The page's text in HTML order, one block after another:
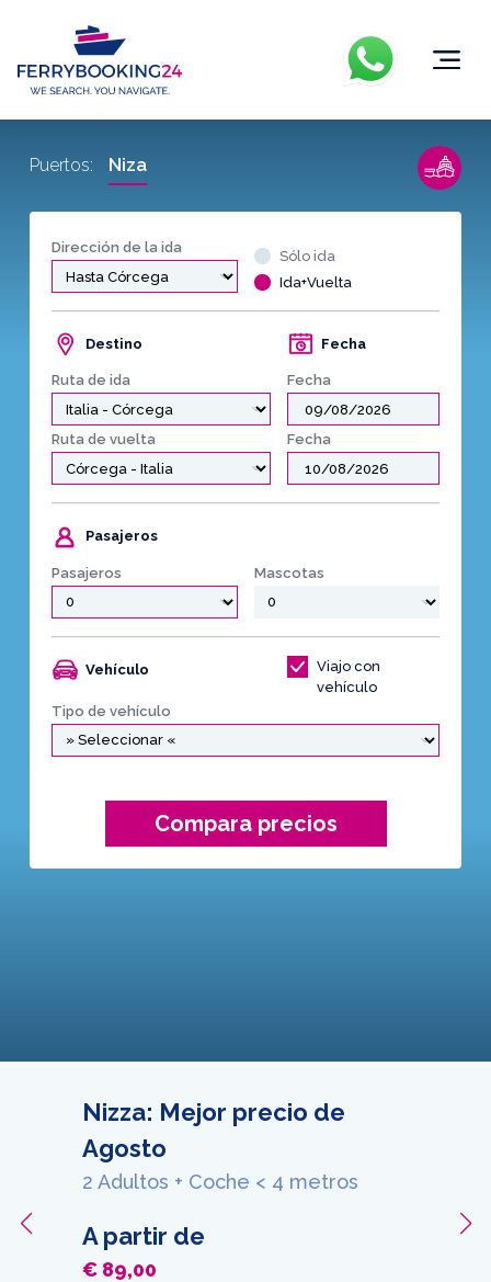
Dirección de la ida
Sólo ida
Ida+Vuelta
Destino
Ruta de ida
Fecha
Fecha
Ruta de vuelta Fecha
Pasajeros
Pasajeros Mascotas
Vehículo
Viajo con
vehículo
Tipo de vehículo
Compara precios
Puertos: Niza
Nizza: Mejor precio de
Agosto
2 Adultos + Coche < 4 metros
A partir de
€ 89,00